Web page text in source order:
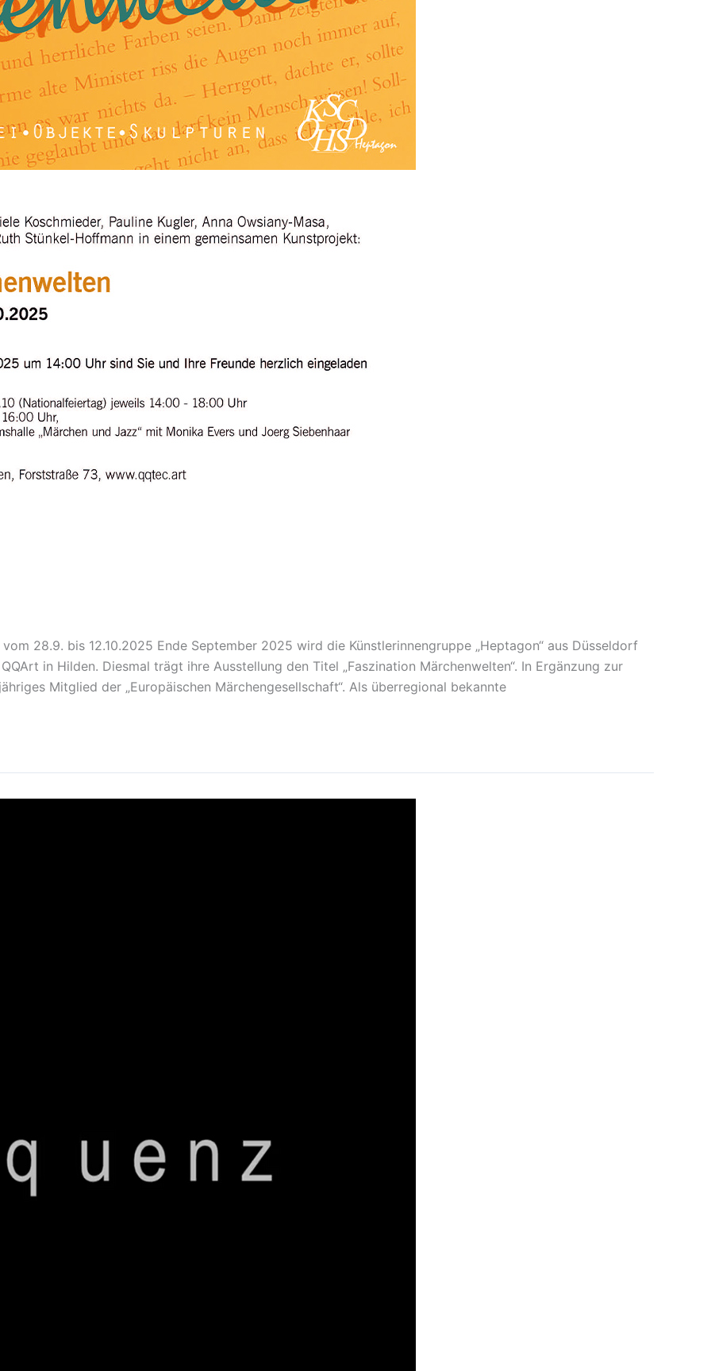
28.9. bis 12.10.2025 Ende September 2025 wird die Künstlerinnen­gruppe „Heptagon“ aus Düsseldorf
in Hilden. Diesmal trägt ihre Ausstellung den Titel „Faszination Märchenwelten“. In Ergänzung zur
Mitglied der „Europäischen Märchen­gesellschaft“. Als überregional bekannte